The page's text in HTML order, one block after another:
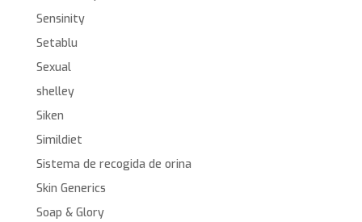
Sensinity
Setablu
Sexual
shelley
Siken
Simildiet
Sistema de recogida de orina
Skin Generics
Soap & Glory